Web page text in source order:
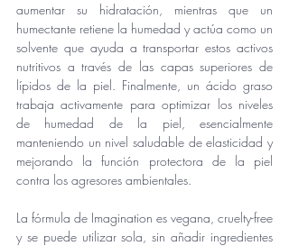
aumentar su hidratación, mientras que un
humectante retiene la humedad y actúa como un
solvente que ayuda a transportar estos activos
nutritivos a través de las capas superiores de
lípidos de la piel. Finalmente, un ácido graso
trabaja activamente para optimizar los niveles
de humedad de la piel, esencialmente
manteniendo un nivel saludable de elasticidad y
mejorando la función protectora de la piel
contra los agresores ambientales.
La fórmula de Imagination es vegana, cruelty-free
y se puede utilizar sola, sin añadir ingredientes